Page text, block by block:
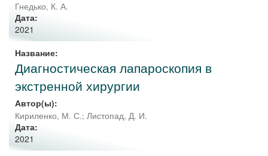
Гнедько, К. А.
Дата:
2021
Название:
Диагностическая лапароскопия в
экстренной хирургии
Автор(ы):
Кириленко, М. С.; Листопад, Д. И.
Дата:
2021